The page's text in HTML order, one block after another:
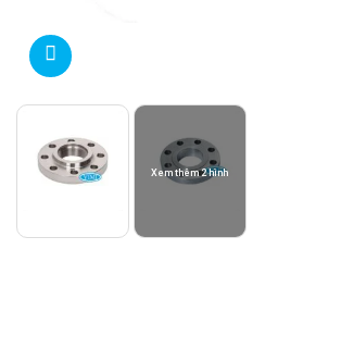
Xem thêm 2 hình